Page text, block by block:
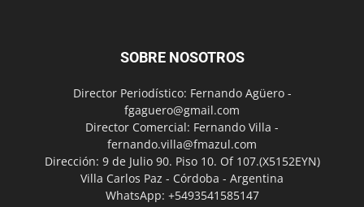
SOBRE NOSOTROS
Director Periodístico: Fernando Agüero -
fgaguero@gmail.com
Director Comercial: Fernando Villa -
fernando.villa@fmazul.com
Dirección: 9 de Julio 90. Piso 10. Of 107.(X5152EYN)
Villa Carlos Paz - Córdoba - Argentina
WhatsApp: +5493541585147